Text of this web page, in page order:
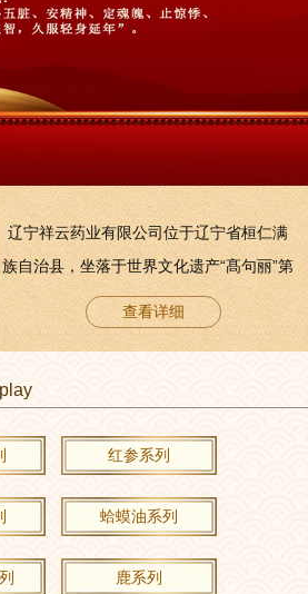
辽宁祥云药业有限公司位于辽宁省桓仁满
族自治县，坐落于世界文化遗产“髙句丽”第
一代王城“纥升骨城”发祥地五女山脚下。这
里山清水秀，人杰地灵，土地肥沃，植物
着“高丽朱蒙”品牌人参系列产品的崛起。公
司成立于2004年6月，注册资本金2090万
元。2006年8月通过国家食品药品监督管理
局GMP认证，是辽宁省首家通过GMP认...
查看详细
红参系列
蛤蟆油系列
鹿系列